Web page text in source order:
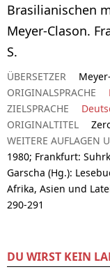
Brasilianischen
Meyer-Clason.
S.
ÜBERSETZER
ORIGINALSPRACHE
ZIELSPRACHE
ORIGINALTITEL
WEITERE AUFLAGEN
1980; Frankfurt:
Garscha (Hg.):
Afrika, Asien und
290-291
DU WIRST KEIN